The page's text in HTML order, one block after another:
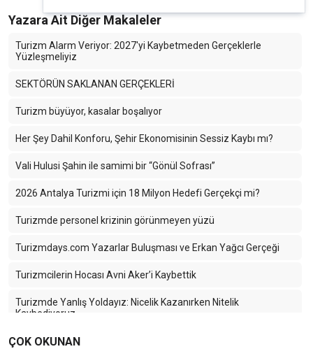
Yazara Ait Diğer Makaleler
Turizm Alarm Veriyor: 2027'yi Kaybetmeden Gerçeklerle
Yüzleşmeliyiz
SEKTÖRÜN SAKLANAN GERÇEKLERİ
Turizm büyüyor, kasalar boşalıyor
Her Şey Dahil Konforu, Şehir Ekonomisinin Sessiz Kaybı mı?
Vali Hulusi Şahin ile samimi bir “Gönül Sofrası”
2026 Antalya Turizmi için 18 Milyon Hedefi Gerçekçi mi?
Turizmde personel krizinin görünmeyen yüzü
Turizmdays.com Yazarlar Buluşması ve Erkan Yağcı Gerçeği
Turizmcilerin Hocası Avni Aker’i Kaybettik
Turizmde Yanlış Yoldayız: Nicelik Kazanırken Nitelik
Kaybediyoruz
Türkiye Turizminde 2025: Ayağımıza Kurşun Sıkıyoruz
ÇOK OKUNAN